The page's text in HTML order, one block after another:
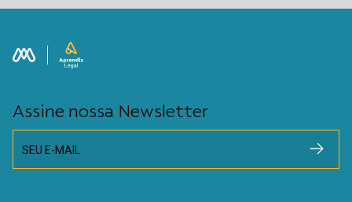
Assine nossa Newsletter
SEU E-MAIL